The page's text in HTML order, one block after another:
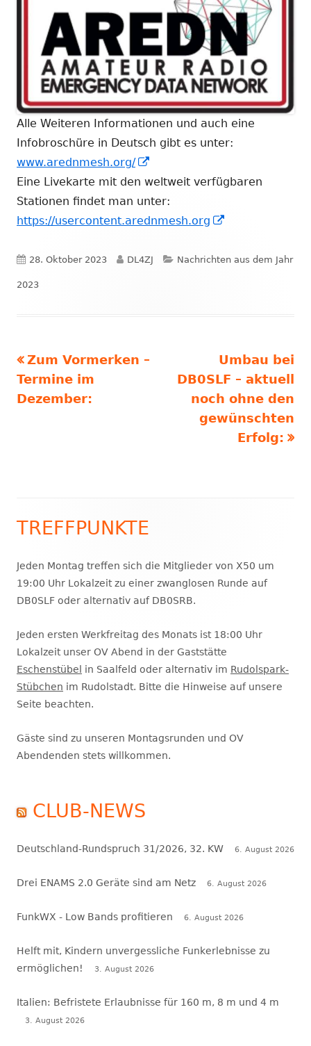
Alle Weiteren Informationen und auch eine
Infobroschüre in Deutsch gibt es unter:
www.arednmesh.org/
neuem
Fenster
öffnen
Eine Livekarte mit den weltweit verfügbaren
Stationen findet man unter:
https://usercontent.arednmesh.org
Fenster
Veröffentlicht
am
28. Oktober 2023 Autor
DL4ZJ Kategorien
Nachrichten aus dem Jahr
2023
Beitragsnavigation
Vorheriger
Beitrag:
Zum Vormerken –
Termine im
Dezember:
Nächster
Beitrag
Umbau bei
DB0SLF – aktuell
noch ohne den
gewünschten
Erfolg:
Haupt-
Seitenleiste
TREFFPUNKTE
Jeden Montag treffen sich die Mitglieder von X50 um
19:00 Uhr Lokalzeit zu einer zwanglosen Runde auf
DB0SLF oder alternativ auf DB0SRB.
Jeden ersten Werkfreitag des Monats ist 18:00 Uhr
Lokalzeit unser OV Abend in der Gaststätte
Eschenstübel
in Saalfeld oder alternativ im Rudolspark-
Stübchen im Rudolstadt. Bitte die Hinweise auf unsere
Seite beachten.
Gäste sind zu unseren Montagsrunden und OV
Abendenden stets willkommen.
CLUB-NEWS
Deutschland-Rundspruch 31/2026, 32. KW 6. August 2026
Drei ENAMS 2.0 Geräte sind am Netz 6. August 2026
FunkWX - Low Bands profitieren 6. August 2026
Helft mit, Kindern unvergessliche Funkerlebnisse zu
ermöglichen!
3. August 2026
Italien: Befristete Erlaubnisse für 160 m, 8 m und 4 m
3. August 2026